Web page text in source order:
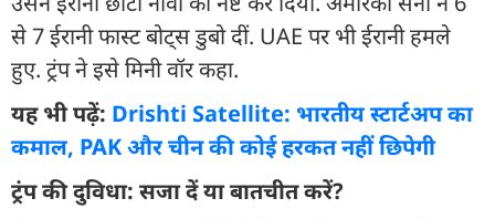
से 7 ईरानी फास्ट बोट्स डुबो दीं. UAE पर भी ईरानी हमले
हुए. ट्रंप ने इसे मिनी वॉर कहा.
यह भी पढ़ें: Drishti Satellite: भारतीय स्टार्टअप का
कमाल, PAK और चीन की कोई हरकत नहीं छिपेगी
ट्रंप की दुविधा: सजा दें या बातचीत करें?